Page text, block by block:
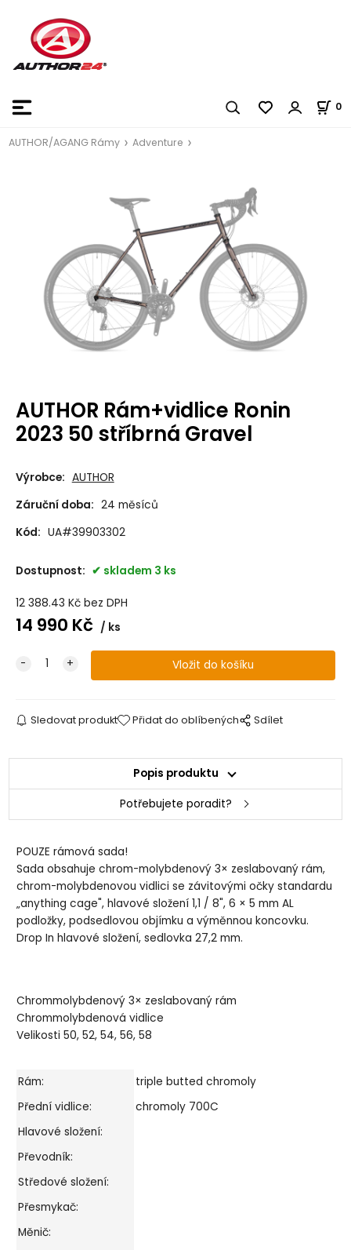
0
AUTHOR/AGANG Rámy Adventure
AUTHOR Rám+vidlice Ronin
2023 50 stříbrná Gravel
Výrobce: AUTHOR
Záruční doba: 24 měsíců
Kód: UA#39903302
Dostupnost: skladem 3 ks
12 388.43 Kč bez DPH
14 990 Kč ks
Sledovat produkt Přidat do oblíbených Sdílet
Popis produktu
Potřebujete poradit?
POUZE rámová sada!
Sada obsahuje chrom-molybdenový 3× zeslabovaný rám,
chrom-molybdenovou vidlici se závitovými očky standardu
„anything cage", hlavové složení 1,1 / 8", 6 × 5 mm AL
podložky, podsedlovou objímku a výměnnou koncovku.
Drop In hlavové složení, sedlovka 27,2 mm.
Chrommolybdenový 3× zeslabovaný rám
Chrommolybdenová vidlice
Velikosti 50, 52, 54, 56, 58
Rám:
triple butted chromoly
Přední vidlice:
chromoly 700C
Hlavové složení:
Převodník:
Středové složení:
Přesmykač:
Měnič: